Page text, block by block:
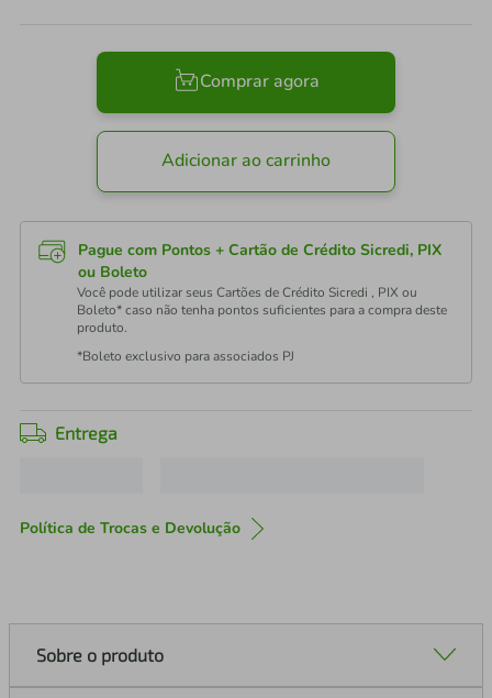
Comprar agora
Adicionar ao carrinho
Pague com Pontos + Cartão de Crédito Sicredi, PIX
ou Boleto
Você pode utilizar seus Cartões de Crédito Sicredi , PIX ou
Boleto* caso não tenha pontos suficientes para a compra deste
produto.
*Boleto exclusivo para associados PJ
Entrega
Política de Trocas e Devolução
Sobre o produto